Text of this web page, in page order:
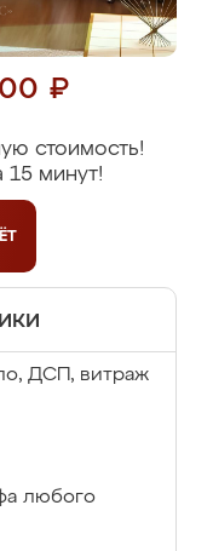
₽
стоимость!
15 минут!
ДСП, витраж
любого